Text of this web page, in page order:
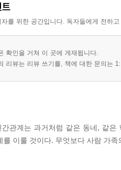
를 위한 공간입니다. 독자들에게 전하
확인을 거쳐 이 곳에 게재됩니다.
리뷰는 리뷰 쓰기를, 책에 대한 문의는
관계는 과거처럼 같은 동네, 같은
를 이룰 것이다. 무엇보다 사람 가